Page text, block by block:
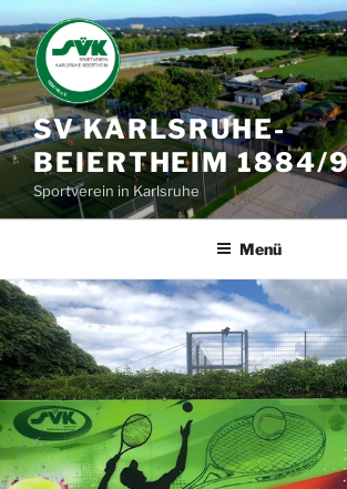
Zum
Inhalt
springen
SV KARLSRUHE-
BEIERTHEIM 1884/
Sportverein in Karlsruhe
Menü